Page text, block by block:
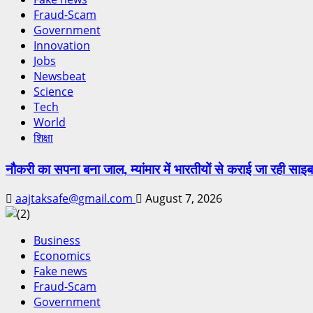
Fraud-Scam
Government
Innovation
Jobs
Newsbeat
Science
Tech
World
शिक्षा
नौकरी का सपना बना जाल, म्यांमार में भारतीयों से कराई जा रही
aajtaksafe@gmail.com August 7, 2026
Business
Economics
Fake news
Fraud-Scam
Government